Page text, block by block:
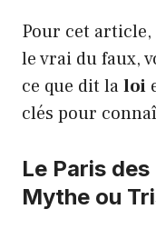
Pour cet
le vrai du faux,
ce que dit laloi
clés pour
Le Paris
Mythe ou